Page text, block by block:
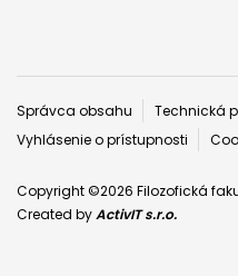
Päta
Správca obsahu
Technická
Vyhlásenie o prístupnosti
Copyright ©2026 Filozofická
Created byActivIT s.r.o.